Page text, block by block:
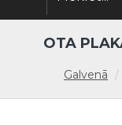
Galvenā
OTA